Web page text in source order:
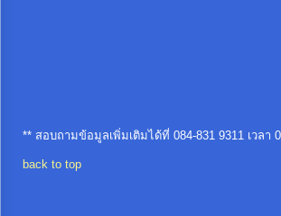
** สอบถามข้อมูลเพิ่มเติมได้ที่ 084-831 9311 เวลา
back to top